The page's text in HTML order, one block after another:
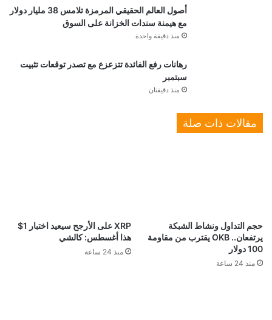
أصول العالم الحقيقي المرمزة تلامس 38 مليار دولار
مع هيمنة سندات الخزانة على السوق
منذ دقيقة واحدة
رهانات رفع الفائدة تتزعزع مع تصدر توقعات تثبيت
سبتمبر
منذ دقيقتان
مقالات ذات صلة
حجم التداول ونشاط الشبكة
يرتفعان.. OKB يقترب من مقاومة
100 دولار
منذ 24 ساعة
XRP على الأرجح سيعيد اختبار 1$
هذا أغسطس: كالشي
منذ 24 ساعة